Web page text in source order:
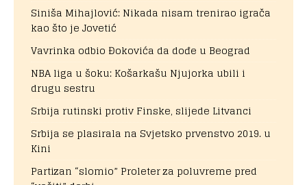
Siniša Mihajlović: Nikada nisam trenirao igrača
kao što je Jovetić
Vavrinka odbio Đokovića da dođe u Beograd
NBA liga u šoku: Košarkašu Njujorka ubili i
drugu sestru
Srbija rutinski protiv Finske, slijede Litvanci
Srbija se plasirala na Svjetsko prvenstvo 2019. u
Kini
Partizan “slomio” Proleter za poluvreme pred